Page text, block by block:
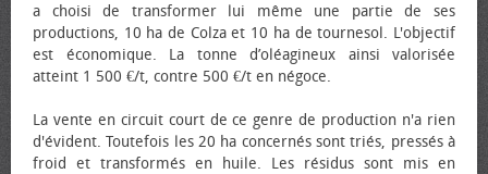
a choisi de transformer lui même une partie de ses
productions, 10 ha de Colza et 10 ha de tournesol. L'objectif
est économique. La tonne d’oléagineux ainsi valorisée
atteint 1 500 €/t, contre 500 €/t en négoce.
La vente en circuit court de ce genre de production n'a rien
d'évident. Toutefois les 20 ha concernés sont triés, pressés à
froid et transformés en huile. Les résidus sont mis en